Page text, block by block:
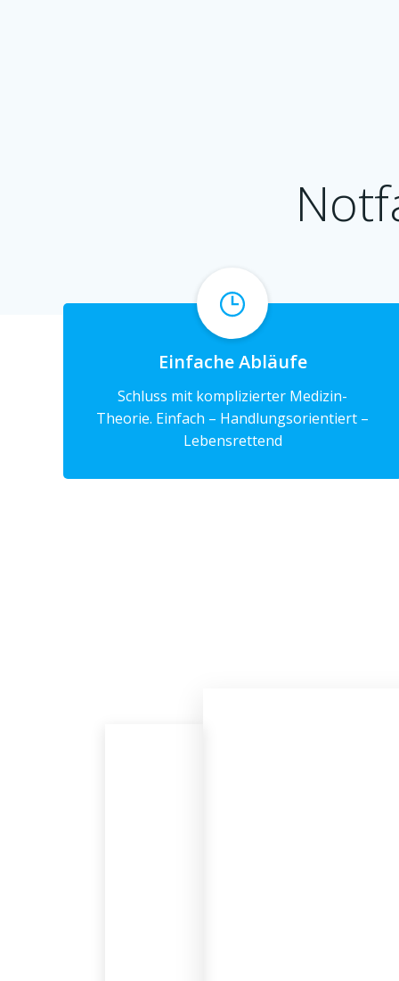
Einfache Abläufe
Schluss mit komplizierter Medizin-
Theorie. Einfach – Handlungsorientiert –
Lebensrettend